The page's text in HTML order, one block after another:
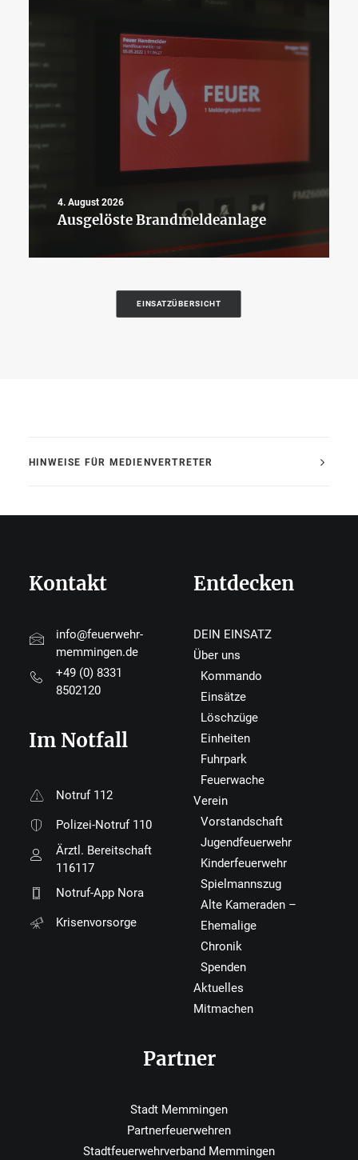
4. August 2026
Ausgelöste Brandmeldeanlage
EINSATZÜBERSICHT
HINWEISE FÜR MEDIENVERTRETER
Kontakt
info@feuerwehr-
memmingen.de
+49 (0) 8331
8502120
Im Notfall
Notruf 112
Polizei-Notruf 110
Ärztl. Bereitschaft
116117
Notruf-App Nora
Krisenvorsorge
Entdecken
DEIN EINSATZ
Über uns
Kommando
Einsätze
Löschzüge
Einheiten
Fuhrpark
Feuerwache
Verein
Vorstandschaft
Jugendfeuerwehr
Kinderfeuerwehr
Spielmannszug
Alte Kameraden –
Ehemalige
Chronik
Spenden
Aktuelles
Mitmachen
Partner
Stadt Memmingen
Partnerfeuerwehren
Stadtfeuerwehrverband Memmingen